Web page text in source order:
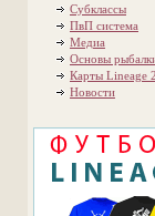
Субклассы
ПвП система
Медиа
Основы
Карты Lineage 2
Новости